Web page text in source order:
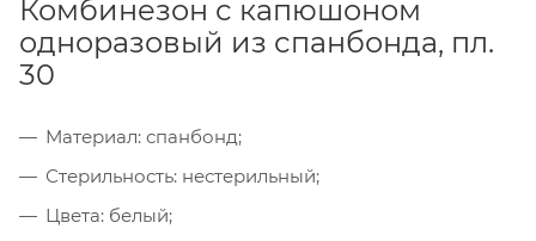
Комбинезон с капюшоном
одноразовый из спанбонда, пл.
30
Материал: спанбонд;
Стерильность: нестерильный;
Цвета: белый;